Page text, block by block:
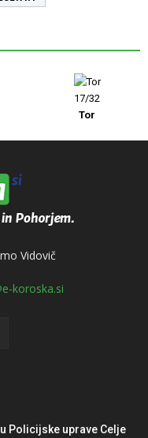
17/32
Tor
Vidovič
koroska.si
Policijske uprave Celje